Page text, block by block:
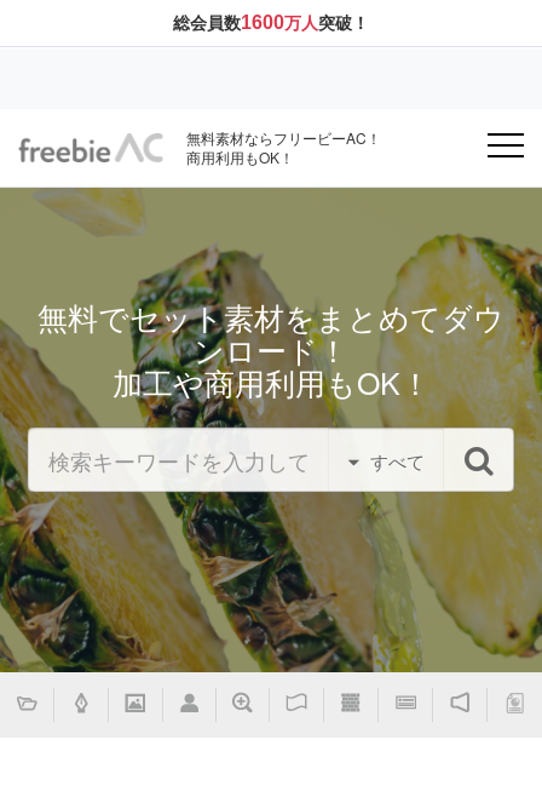
総会員数1600万人突破！
無料素材ならフリービーAC！
商用利用もOK！
無料でセット素材をまとめてダウ
ンロード！
加工や商用利用もOK！
すべて